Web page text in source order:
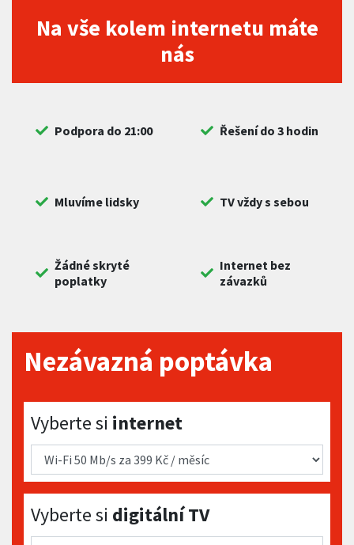
Na vše kolem internetu máte
nás
Podpora do 21:00 Řešení do 3 hodin
Mluvíme lidsky TV vždy s sebou
Žádné skryté
poplatky
Internet bez
závazků
Nezávazná poptávka
Vyberte si internet
Vyberte si internet
Vyberte si digitální TV
Vyberte si digitální TV